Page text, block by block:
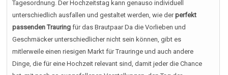
Tagesordnung. Der Hochzeitstag kann genauso individuell
unterschiedlich ausfallen und gestaltet werden, wie derperfekt
passenden Trauring für das Brautpaar Da die Vorlieben und
Geschmäcker unterschiedlicher nicht sein können, gibt es
mitlerweile einen riesigen Markt für Trauringe und auch andere
Dinge, die für eine Hochzeit relevant sind, damit jeder die Chance